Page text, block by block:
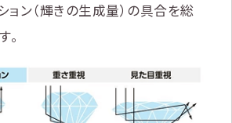
ョン（輝きの生成量）の具合を総
。